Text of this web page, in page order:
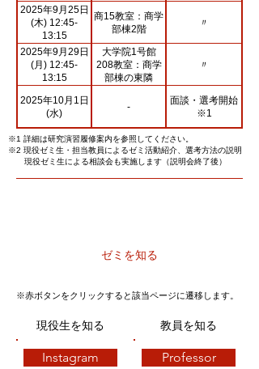
2025年9月25日
(木) 12:45-
13:15
商15教室：商学
部棟2階
〃
2025年9月29日
(月) 12:45-
13:15
大学院1号館
208教室：商学
部棟の東隣
〃
2025年10月1日
(水)
-
面談・選考開始
※1
※1 詳細は研究演習履修案内を参照してください。
※2 現役ゼミ生・担当教員によるゼミ活動紹介、選考方法の説明
現役ゼミ生による相談会も実施します（説明会終了後）
​ゼミを知る
※赤ボタンをクリックすると該当ページに遷移します。
現役生を知る
Instagram
教員を知る
Professor